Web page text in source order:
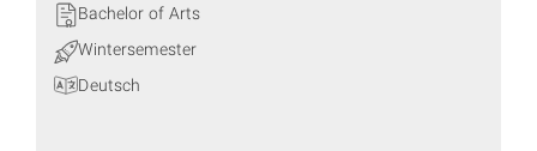
Bachelor of Arts
Wintersemester
Deutsch